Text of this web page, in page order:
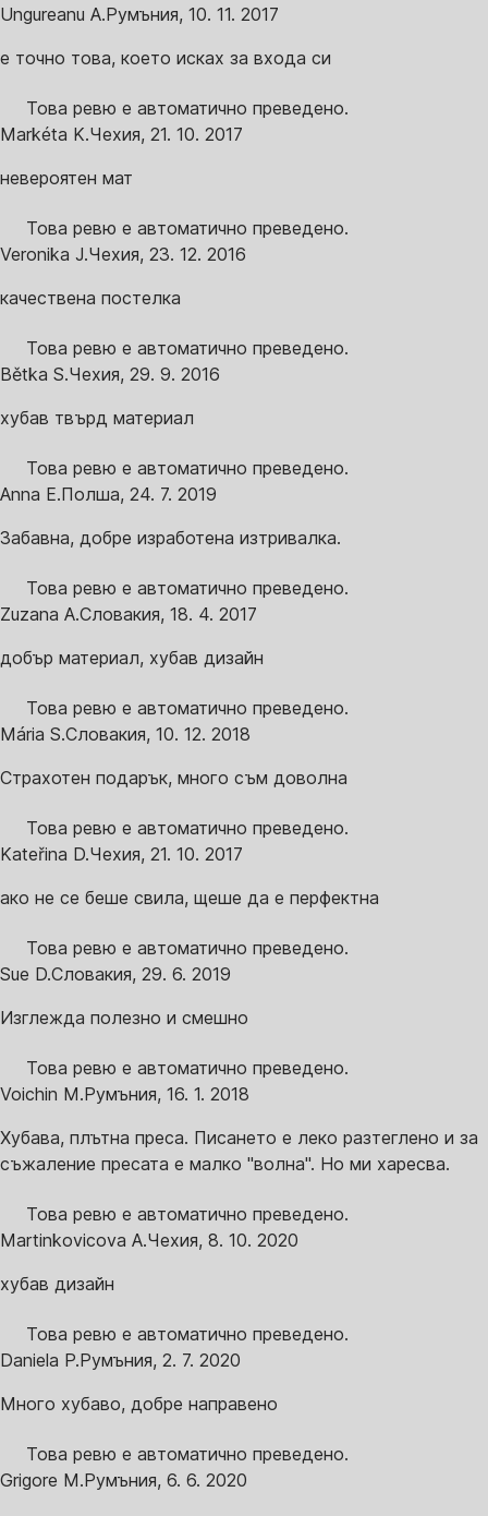
Ungureanu A.Румъния, 10. 11. 2017
е точно това, което исках за входа си
Това ревю е автоматично преведено.
Markéta K.Чехия, 21. 10. 2017
невероятен мат
Това ревю е автоматично преведено.
Veronika J.Чехия, 23. 12. 2016
качествена постелка
Това ревю е автоматично преведено.
Bětka S.Чехия, 29. 9. 2016
хубав твърд материал
Това ревю е автоматично преведено.
Anna E.Полша, 24. 7. 2019
Забавна, добре изработена изтривалка.
Това ревю е автоматично преведено.
Zuzana A.Словакия, 18. 4. 2017
добър материал, хубав дизайн
Това ревю е автоматично преведено.
Mária S.Словакия, 10. 12. 2018
Страхотен подарък, много съм доволна
Това ревю е автоматично преведено.
Kateřina D.Чехия, 21. 10. 2017
ако не се беше свила, щеше да е перфектна
Това ревю е автоматично преведено.
Sue D.Словакия, 29. 6. 2019
Изглежда полезно и смешно
Това ревю е автоматично преведено.
Voichin M.Румъния, 16. 1. 2018
Хубава, плътна преса. Писането е леко разтеглено и за
съжаление пресата е малко "волна". Но ми харесва.
Това ревю е автоматично преведено.
Martinkovicova A.Чехия, 8. 10. 2020
хубав дизайн
Това ревю е автоматично преведено.
Daniela P.Румъния, 2. 7. 2020
Много хубаво, добре направено
Това ревю е автоматично преведено.
Grigore M.Румъния, 6. 6. 2020